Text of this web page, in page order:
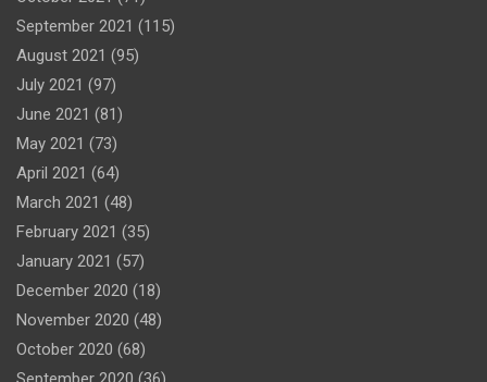
September 2021 (115)
August 2021 (95)
July 2021 (97)
June 2021 (81)
May 2021 (73)
April 2021 (64)
March 2021 (48)
February 2021 (35)
January 2021 (57)
December 2020 (18)
November 2020 (48)
October 2020 (68)